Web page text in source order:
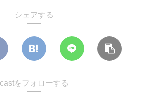
シェアする
castをフォローする